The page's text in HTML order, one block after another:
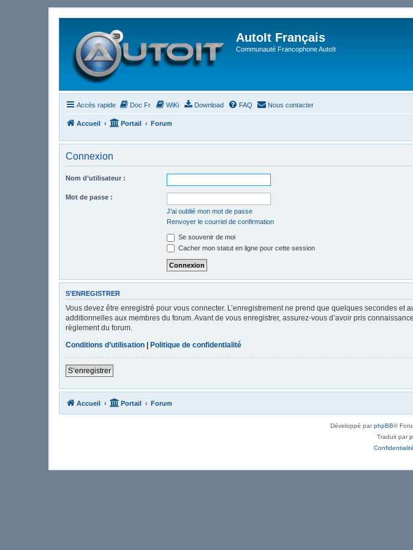
AutoIt Français
Communauté Francophone AutoIt
Accès rapide Doc Fr WiKi Download FAQ Nous contacter
Accueil Portail Forum
Connexion
Nom d’utilisateur :
Mot de passe :
J’ai oublié mon mot de passe
Renvoyer le courriel de confirmation
Se souvenir de moi
Cacher mon statut en ligne pour cette session
S’ENREGISTRER
Vous devez être enregistré pour vous connecter. L’enregistrement ne prend que quelques secondes
additionnelles aux membres du forum. Avant de vous enregistrer, assurez-vous d’avoir pris
règlement du forum.
Conditions d’utilisation | Politique de confidentialité
S’enregistrer
Accueil Portail Forum
Développé parphpBB®
Traduit par
Confidentialité